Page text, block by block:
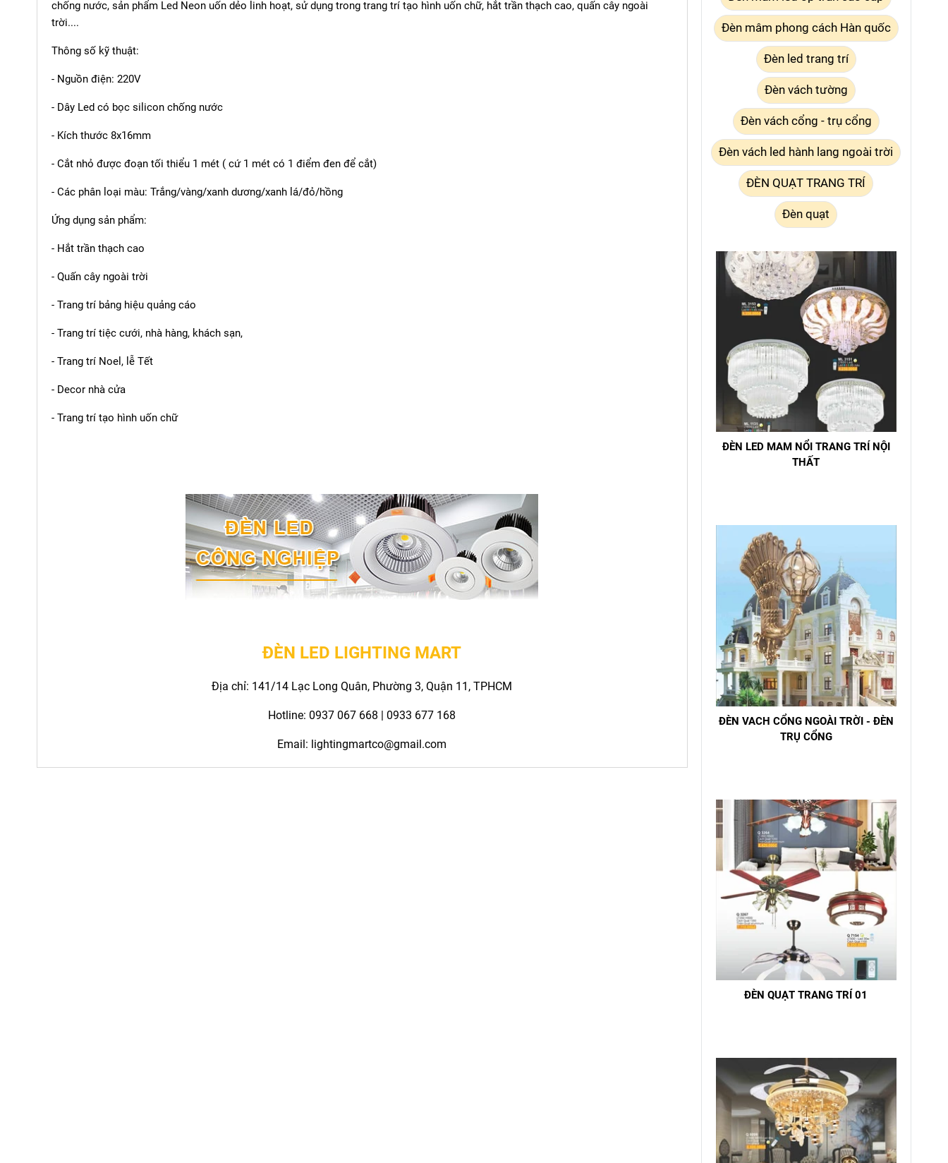
chống nước, sản phẩm Led Neon uốn dẻo linh hoạt, sử dụng trong trang trí tạo hình uốn chữ, hắt trần thạch cao, quấn cây ngoài
trời....
Thông số kỹ thuật:
- Nguồn điện: 220V
- Dây Led có bọc silicon chống nước
- Kích thước 8x16mm
- Cắt nhỏ được đoạn tối thiểu 1 mét ( cứ 1 mét có 1 điểm đen để cắt)
- Các phân loại màu: Trắng/vàng/xanh dương/xanh lá/đỏ/hồng
Ứng dụng sản phẩm:
- Hắt trần thạch cao
- Quấn cây ngoài trời
- Trang trí bảng hiệu quảng cáo
- Trang trí tiệc cưới, nhà hàng, khách sạn,
- Trang trí Noel, lễ Tết
- Decor nhà cửa
- Trang trí tạo hình uốn chữ
ĐÈN LED LIGHTING MART
Địa chỉ: 141/14 Lạc Long Quân, Phường 3, Quận 11, TPHCM
Hotline: 0937 067 668 |0933 677 168
Email: lightingmartco@gmail.com
Đèn mâm phong cách Hàn quốc
Đèn led trang trí
Đèn vách tường
Đèn vách cổng - trụ cổng
Đèn vách led hành lang ngoài trời
ĐÈN QUẠT TRANG TRÍ
Đèn quạt
ĐÈN LED MAM NỔI TRANG TRÍ NỘI
THẤT
ĐÈN VACH CỔNG NGOÀI TRỜI - ĐÈN
TRỤ CỔNG
ĐÈN QUẠT TRANG TRÍ 01